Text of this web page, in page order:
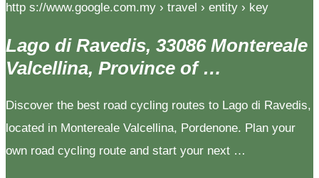
http s://www.google.com.my › travel › entity › key
Lago di Ravedis, 33086 Montereale
Valcellina, Province of …
Discover the best road cycling routes to Lago di Ravedis,
located in Montereale Valcellina, Pordenone. Plan your
own road cycling route and start your next …